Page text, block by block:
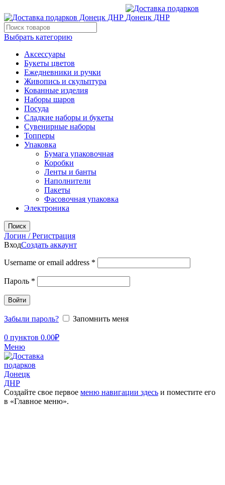
Выбрать категорию
Аксессуары
Букеты цветов
Ежедневники и ручки
Живопись и скульптура
Кованные изделия
Наборы шаров
Посуда
Сладкие наборы и букеты
Сувенирные наборы
Топперы
Упаковка
Бумага упаковочная
Коробки
Ленты и банты
Наполнители
Пакеты
Фасовочная упаковка
Электроника
Поиск
Логин / Регистрация
ВходСоздать аккаунт
Username or email address *
Пароль *
Войти
Забыли пароль? Запомнить меня
0 пунктов 0.00₽
Меню
Создайте свое первое меню навигации здесь и поместите его
в «Главное меню».